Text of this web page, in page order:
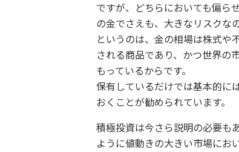
ですが、どちらにおいても偏ら
の金でさえも、大きなリスクなの
というのは、金の相場は株式や
される商品であり、かつ世界の
もっているからです。
保有しているだけでは基本的に
おくことが勧められています。
積極投資は今さら説明の必要も
ように値動きの大きい市場にお